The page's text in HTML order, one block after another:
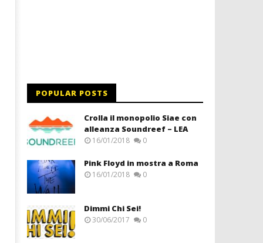
POPULAR POSTS
Crolla il monopolio Siae con
alleanza Soundreef – LEA
16/01/2018 0
Pink Floyd in mostra a Roma
16/01/2018 0
Dimmi Chi Sei!
30/06/2017 0